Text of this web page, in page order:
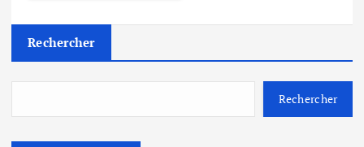
Rechercher
Rechercher